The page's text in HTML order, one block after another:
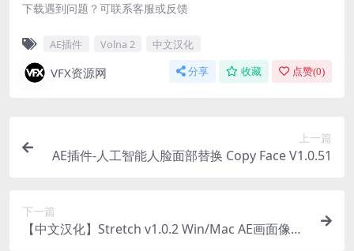
下载遇到问题？可联系客服或反馈
AE插件 Volna 2 中文汉化
VFX资源网 分享 收藏 点赞(0)
上一篇
AE插件-人工智能人脸面部替换 Copy Face V1.0.51
下一篇
【中文汉化】Stretch v1.0.2 Win/Mac AE画面像素